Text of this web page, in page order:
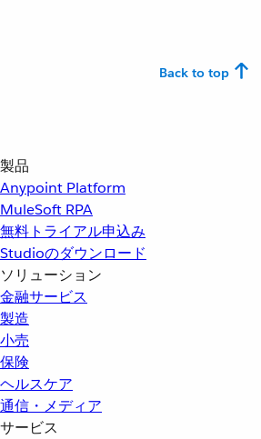
Back to top
製品
Anypoint Platform
MuleSoft RPA
無料トライアル申込み
Studioのダウンロード
ソリューション
金融サービス
製造
小売
保険
ヘルスケア
通信・メディア
サービス